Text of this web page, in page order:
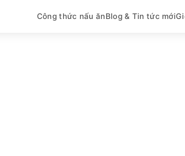
Công thức nấu ănBlog & Tin tức mới